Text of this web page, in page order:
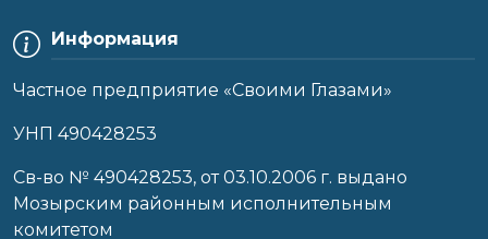
Информация
Частное предприятие «Своими Глазами»
УНП 490428253
Cв-во № 490428253, от 03.10.2006 г. выдано
Мозырским районным исполнительным
комитетом